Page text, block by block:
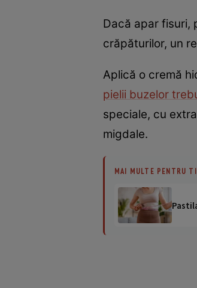
Dacă apar fisuri,
crăpăturilor, un
Aplică o cremă
pielii buzelor
speciale, cu
migdale.
MAI MULTE PENTRU